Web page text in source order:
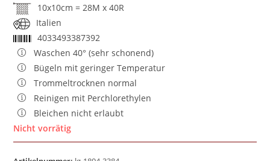
10x10cm = 28M x 40R
Italien
4033493387392
Waschen 40° (sehr schonend)
Bügeln mit geringer Temperatur
Trommeltrocknen normal
Reinigen mit Perchlorethylen
Bleichen nicht erlaubt
Nicht vorrätig